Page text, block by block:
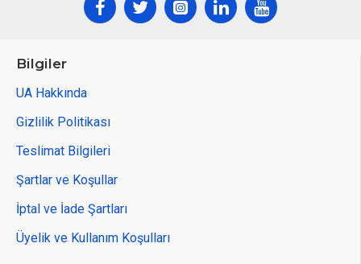
Bilgiler
UA Hakkında
Gizlilik Politikası
Teslimat Bilgileri
Şartlar ve Koşullar
İptal ve İade Şartları
Üyelik ve Kullanım Koşulları